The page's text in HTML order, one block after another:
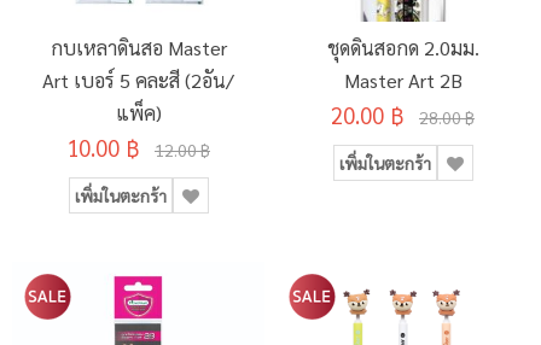
กบเหลาดินสอ Master
Art เบอร์ 5 คละสี (2อัน/
แพ็ค)
10.00 ฿ 12.00 ฿
เพิ่มในตะกร้า
ชุดดินสอกด 2.0มม.
Master Art 2B
20.00 ฿ 28.00 ฿
เพิ่มในตะกร้า